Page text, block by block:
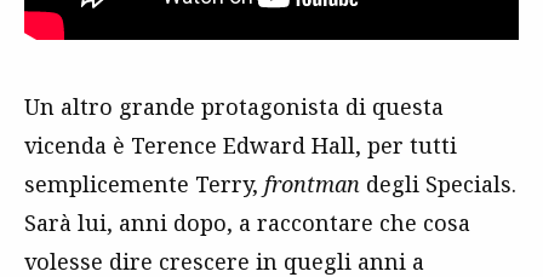
Un altro grande protagonista di questa
vicenda è Terence Edward Hall, per tutti
semplicemente Terry, frontman degli Specials.
Sarà lui, anni dopo, a raccontare che cosa
volesse dire crescere in quegli anni a